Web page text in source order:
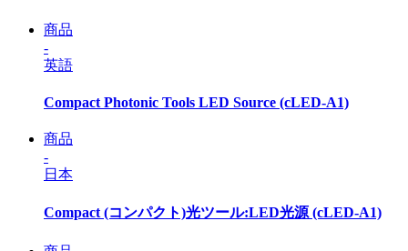
商品
-
英語
Compact Photonic Tools LED Source (cLED-A1)
商品
-
日本
Compact (コンパクト)光ツール:LED光源 (cLED-A1)